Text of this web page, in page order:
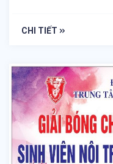
CHI TIẾT